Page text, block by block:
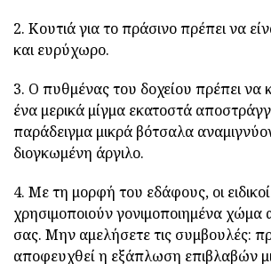
2. Κουτιά για το πράσινο πρέπει να
και ευρύχωρο.
3. Ο πυθμένας του δοχείου πρέπει να
ένα μερικά μίγμα εκατοστά
παράδειγμα μικρά βότσαλα
διογκωμένη άργιλο.
4. Με τη μορφή του εδάφους, οι
χρησιμοποιούν γονιμοποιημένα
σας. Μην αμελήσετε τις συμβουλές:
αποφευχθεί η εξάπλωση επιβλαβών